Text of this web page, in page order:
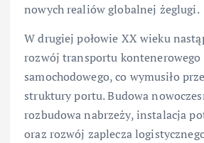
nowych realiów globalnej żeglugi.
W drugiej połowie XX wieku
rozwój transportu kontenerowego
samochodowego, co wymusiło
struktury portu. Budowa
rozbudowa nabrzeży, instalacja
oraz rozwój zaplecza